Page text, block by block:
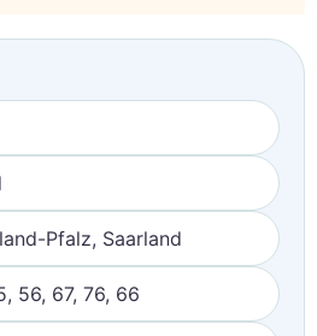
Pfalz, Saarland
56, 67, 76, 66